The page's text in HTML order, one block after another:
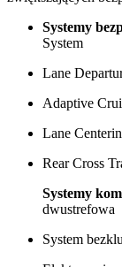
Systemy
System
Lane
Adaptive
Lane
Rear Cross
Systemy
dwustrefowa
System